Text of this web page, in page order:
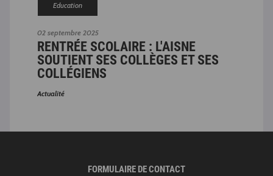
02 septembre 2025
Education
RENTRÉE SCOLAIRE : L'AISNE
SOUTIENT SES COLLÈGES ET SES
COLLÉGIENS
Actualité
FORMULAIRE DE CONTACT